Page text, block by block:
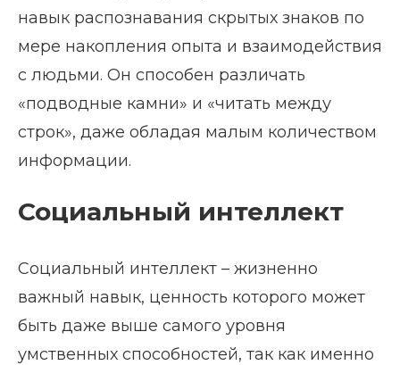
навык распознавания скрытых знаков по
мере накопления опыта и взаимодействия
с людьми. Он способен различать
«подводные камни» и «читать между
строк», даже обладая малым количеством
информации.
Социальный интеллект
Социальный интеллект – жизненно
важный навык, ценность которого может
быть даже выше самого уровня
умственных способностей, так как именно